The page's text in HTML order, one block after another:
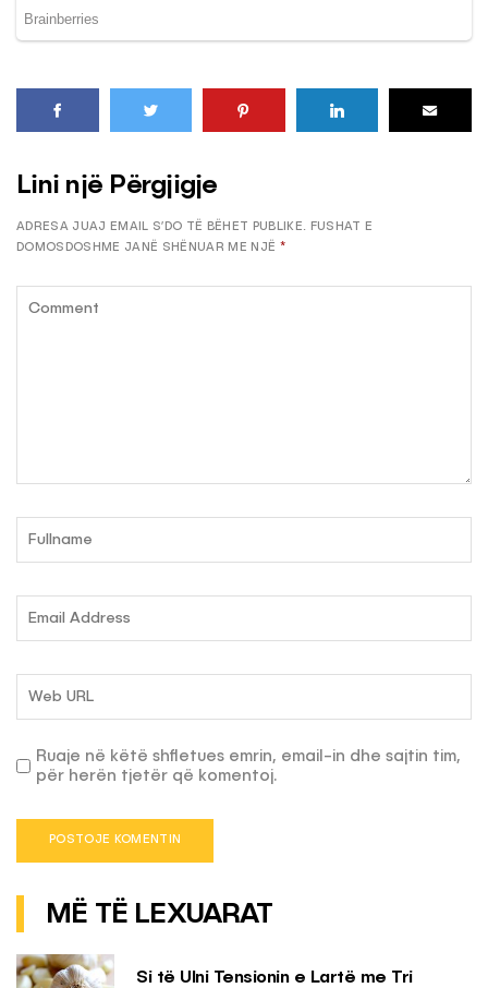
Lini një Përgjigje
ADRESA JUAJ EMAIL S’DO TË BËHET PUBLIKE. FUSHAT E
DOMOSDOSHME JANË SHËNUAR ME NJË *
Ruaje në këtë shfletues emrin, email-in dhe sajtin tim,
për herën tjetër që komentoj.
MË TË LEXUARAT
Si të Ulni Tensionin e Lartë me Tri